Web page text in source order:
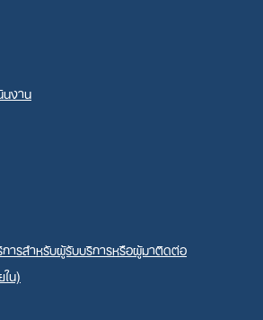
งาน
ารสำหรับผู้รับบริการหรือผู้มาติดต่อ
น)